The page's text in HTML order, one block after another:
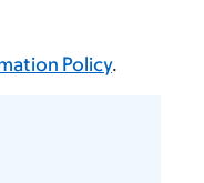
Policy.